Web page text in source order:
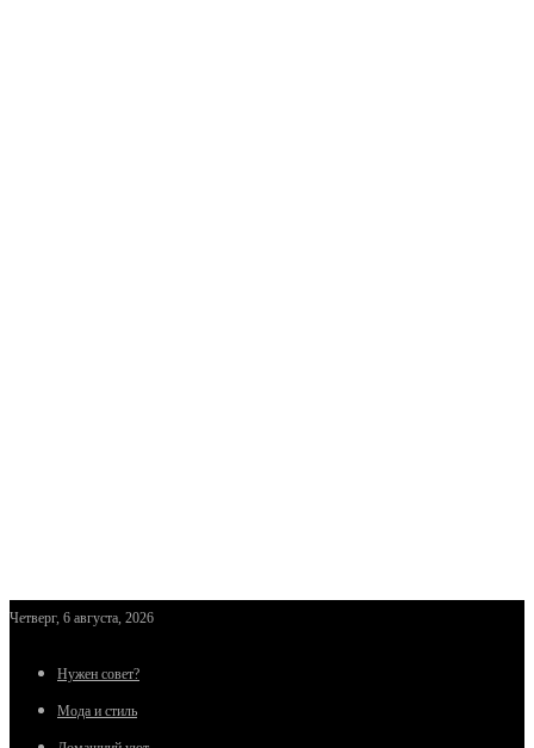
Четверг, 6 августа, 2026
Нужен совет?
Мода и стиль